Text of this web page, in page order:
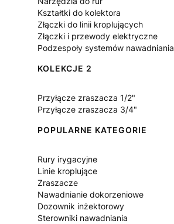
Kształtki do kolektora
Złączki do linii kroplujących
Złączki i przewody elektryczne
Podzespoły systemów nawadniania
KOLEKCJE 2
Przyłącze zraszacza 1/2"
Przyłącze zraszacza 3/4"
POPULARNE KATEGORIE
Rury irygacyjne
Linie kroplujące
Zraszacze
Nawadnianie dokorzeniowe
Dozownik inżektorowy
Sterowniki nawadniania